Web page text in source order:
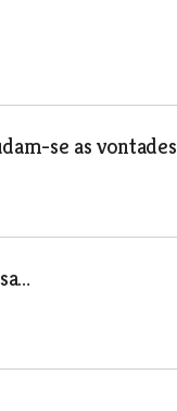
se as vontades